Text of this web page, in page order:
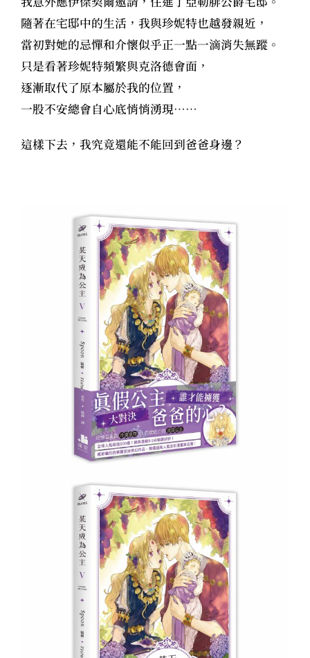
隨著在宅邸中的生活，我與珍妮特也越發親近，
當初對她的忌憚和介懷似乎正一點一滴消失無蹤。
只是看著珍妮特頻繁與克洛德會面，
逐漸取代了原本屬於我的位置，
一股不安總會自心底悄悄湧現……
這樣下去，我究竟還能不能回到爸爸身邊？